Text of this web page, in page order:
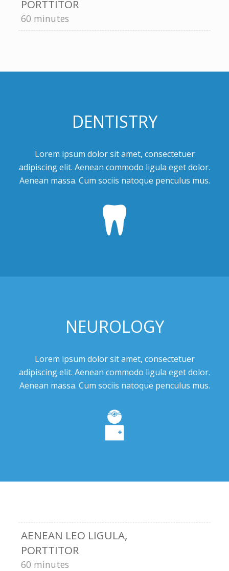
PORTTITOR
60 minutes
DENTISTRY
Lorem ipsum dolor sit amet, consectetuer
adipiscing elit. Aenean commodo ligula eget dolor.
Aenean massa. Cum sociis natoque penculus mus.
NEUROLOGY
Lorem ipsum dolor sit amet, consectetuer
adipiscing elit. Aenean commodo ligula eget dolor.
Aenean massa. Cum sociis natoque penculus mus.
AENEAN LEO LIGULA,
PORTTITOR
60 minutes